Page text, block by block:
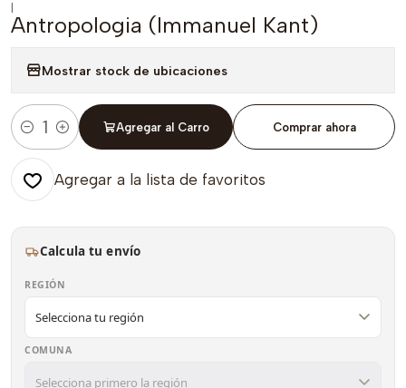
|
Antropologia (Immanuel Kant)
Mostrar stock de ubicaciones
Cantidad
Agregar al Carro Comprar ahora
Agregar a la lista de favoritos
Calcula tu envío
REGIÓN
COMUNA